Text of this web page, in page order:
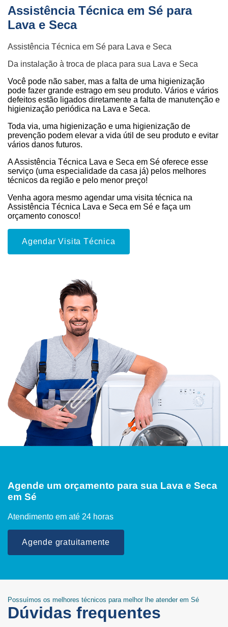
Assistência Técnica em Sé para
Lava e Seca
Assistência Técnica em Sé para Lava e Seca
Da instalação à troca de placa para sua Lava e Seca
Você pode não saber, mas a falta de uma higienização
pode fazer grande estrago em seu produto. Vários e vários
defeitos estão ligados diretamente a falta de manutenção e
higienização periódica na Lava e Seca.
Toda via, uma higienização e uma higienização de
prevenção podem elevar a vida útil de seu produto e evitar
vários danos futuros.
A Assistência Técnica Lava e Seca em Sé oferece esse
serviço (uma especialidade da casa já) pelos melhores
técnicos da região e pelo menor preço!
Venha agora mesmo agendar uma visita técnica na
Assistência Técnica Lava e Seca em Sé e faça um
orçamento conosco!
Agendar Visita Técnica
Agende um orçamento para sua Lava e Seca
em Sé
Atendimento em até 24 horas
Agende gratuitamente
Possuímos os melhores técnicos para melhor lhe atender em Sé
Dúvidas frequentes